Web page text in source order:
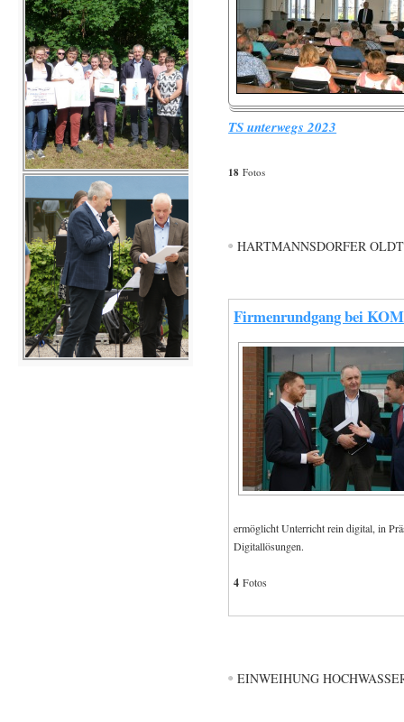
TS unterwegs 2023
18 Fotos
HARTMANNSDORFER
Firmenrundgang bei
ermöglicht Unterricht rein digital, in
Digitallösungen.
4 Fotos
EINWEIHUNG